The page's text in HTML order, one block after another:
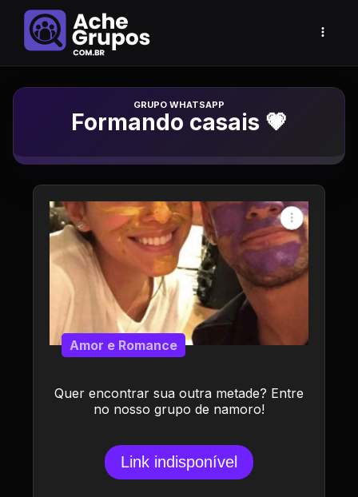
Grupo de Whatsapp
Formando casais 💗
Quer encontrar sua outra metade? Entre
no nosso grupo de namoro!
Amor e Romance
Link indisponível